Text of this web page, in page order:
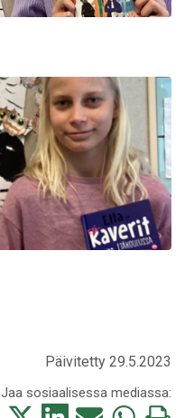
Päivitetty 29.5.2023
Jaa sosiaalisessa mediassa:
Jaa
Jaa
Jaa
Jaa
Tulosta